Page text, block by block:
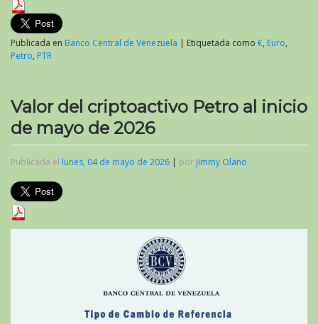
Publicada en Banco Central de Venezuela | Etiquetada como €, Euro,
Petro, PTR
Valor del criptoactivo Petro al inicio
de mayo de 2026
Publicada el lunes, 04 de mayo de 2026 | por Jimmy Olano